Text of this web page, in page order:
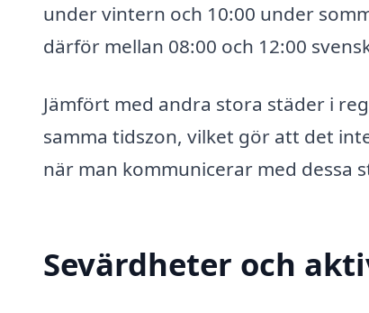
under vintern och 10:00 under
därför mellan 08:00 och 12:00
Jämfört med andra stora städer i
samma tidszon, vilket gör att det
när man kommunicerar med dessa
Sevärdheter och